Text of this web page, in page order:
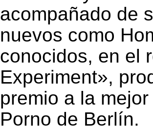
acompañado de
nuevos como
conocidos, en el
Experiment»,
premio a la
Porno de Berlín.